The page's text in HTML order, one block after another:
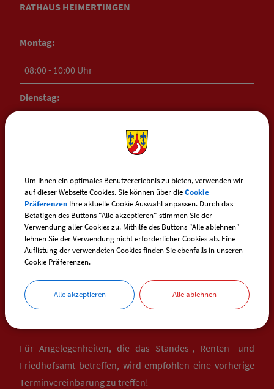
RATHAUS HEIMERTINGEN
Montag:
08:00 - 10:00 Uhr
Dienstag:
15:00 - 17:00 Uhr
Donnerstag:
16:00 - 18:00 Uhr
ÖFFNUNGSZEITEN
Für Angelegenheiten, die das Standes-, Renten- und
Friedhofsamt betreffen, wird empfohlen eine vorherige
Terminvereinbarung zu treffen!
Um Ihnen ein optimales Benutzererlebnis zu bieten, verwenden wir
auf dieser Webseite Cookies. Sie können über dieCookie
Präferenzen Ihre aktuelle Cookie Auswahl anpassen. Durch das
Betätigen des Buttons "Alle akzeptieren" stimmen Sie der
Verwendung aller Cookies zu. Mithilfe des Buttons "Alle ablehnen"
lehnen Sie der Verwendung nicht erforderlicher Cookies ab. Eine
Auflistung der verwendeten Cookies finden Sie ebenfalls in unseren
Cookie Präferenzen.
Alle akzeptieren Alle ablehnen